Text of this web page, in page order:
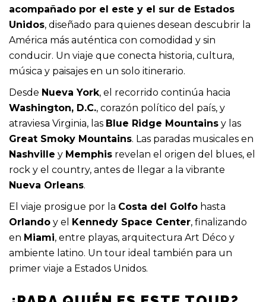
acompañado por el este y el sur de Estados
Unidos, diseñado para quienes desean descubrir la
América más auténtica con comodidad y sin
conducir. Un viaje que conecta historia, cultura,
música y paisajes en un solo itinerario.
Desde Nueva York, el recorrido continúa hacia
Washington, D.C., corazón político del país, y
atraviesa Virginia, las Blue Ridge Mountains y las
Great Smoky Mountains. Las paradas musicales en
Nashville y Memphis revelan el origen del blues, el
rock y el country, antes de llegar a la vibrante
Nueva Orleans.
El viaje prosigue por la Costa del Golfo hasta
Orlando y el Kennedy Space Center, finalizando
en Miami, entre playas, arquitectura Art Déco y
ambiente latino. Un tour ideal también para un
primer viaje a Estados Unidos.